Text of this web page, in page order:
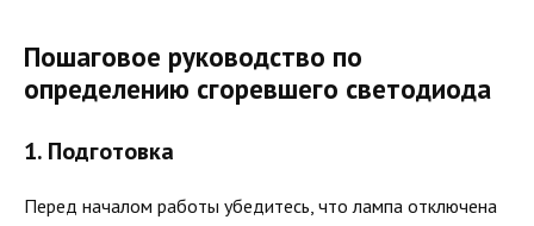
Пошаговое руководство по
определению сгоревшего светодиода
1. Подготовка
Перед началом работы убедитесь, что лампа отключена